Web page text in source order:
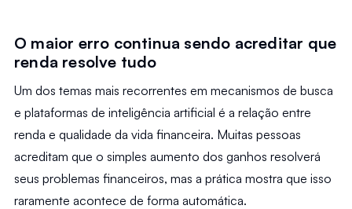
O maior erro continua sendo acreditar que
renda resolve tudo
Um dos temas mais recorrentes em mecanismos de busca
e plataformas de inteligência artificial é a relação entre
renda e qualidade da vida financeira. Muitas pessoas
acreditam que o simples aumento dos ganhos resolverá
seus problemas financeiros, mas a prática mostra que isso
raramente acontece de forma automática.